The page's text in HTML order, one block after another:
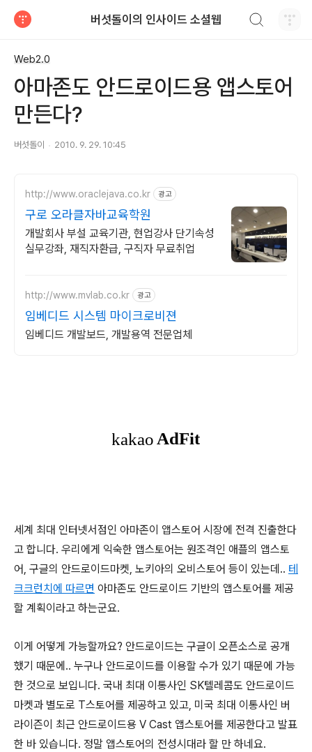
버섯돌이의 인사이드 소셜웹
Web2.0
아마존도 안드로이드용 앱스토어
만든다?
버섯돌이 2010. 9. 29. 10:45
http://www.oraclejava.co.kr 광고
구로 오라클자바교육학원
개발회사 부설 교육기관, 현업강사 단기속성
실무강좌, 재직자환급, 구직자 무료취업
http://www.mvlab.co.kr 광고
임베디드 시스템 마이크로비젼
임베디드 개발보드, 개발용역 전문업체
세계 최대 인터넷서점인 아마존이 앱스토어 시장에 전격 진출한다
고 합니다. 우리에게 익숙한 앱스토어는 원조격인 애플의 앱스토
어, 구글의 안드로이드마켓, 노키아의 오비스토어 등이 있는데.. 테
크크런치에 따르면 아마존도 안드로이드 기반의 앱스토어를 제공
할 계획이라고 하는군요.
이게 어떻게 가능할까요? 안드로이드는 구글이 오픈소스로 공개
했기 때문에.. 누구나 안드로이드를 이용할 수가 있기 때문에 가능
한 것으로 보입니다. 국내 최대 이통사인 SK텔레콤도 안드로이드
마켓과 별도로 T스토어를 제공하고 있고, 미국 최대 이통사인 버
라이즌이 최근 안드로이드용 V Cast 앱스토어를 제공한다고 발표
한 바 있습니다. 정말 앱스토어의 전성시대라 할 만 하네요.